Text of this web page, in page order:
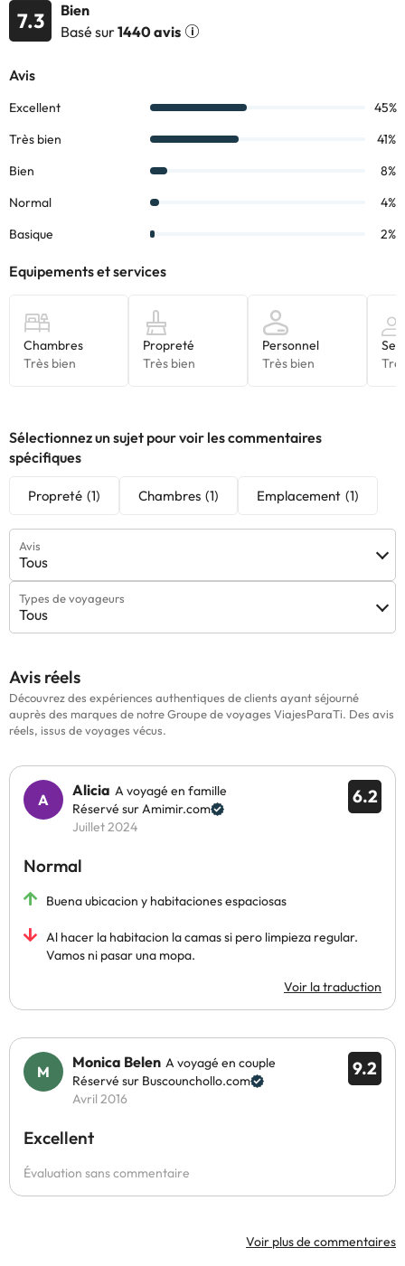
7.3
Bien
Basé sur1440 avis
Sélectionnez un sujet pour voir les commentaires
spécifiques
Propreté (1) Chambres (1) Emplacement (1)
Avis
Tous
Types de voyageurs
Tous
Avis réels
Découvrez des expériences authentiques de clients ayant séjourné
auprès des marques de notre Groupe de voyages ViajesParaTi. Des avis
réels, issus de voyages vécus.
6.2
Alicia A voyagé en famille
Réservé sur Amimir.com
Juillet 2024
Normal
Buena ubicacion y habitaciones espaciosas
Al hacer la habitacion la camas si pero limpieza regular.
Vamos ni pasar una mopa.
Voir la traduction
9.2
Monica Belen A voyagé en couple
Réservé sur Buscounchollo.com
Avril 2016
Excellent
Évaluation sans commentaire
Voir plus de commentaires